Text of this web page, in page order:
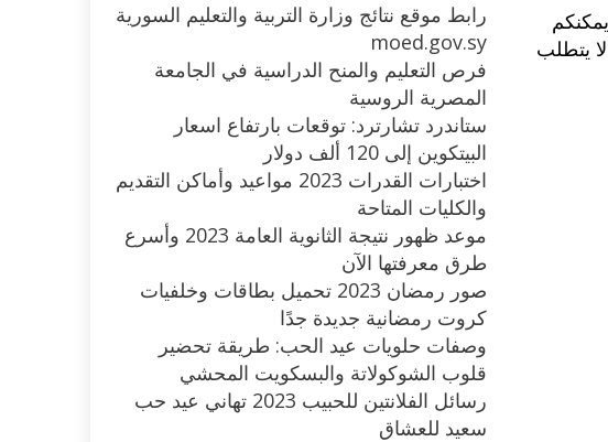
يتطلب
رابط موقع نتائج وزارة التربية والتعليم السورية
moed.gov.sy
فرص التعليم والمنح الدراسية في الجامعة
المصرية الروسية
ستاندرد تشارترد: توقعات بارتفاع اسعار
البيتكوين إلى 120 ألف دولار
اختبارات القدرات 2023 مواعيد وأماكن التقديم
والكليات المتاحة
موعد ظهور نتيجة الثانوية العامة 2023 وأسرع
طرق معرفتها الآن
صور رمضان 2023 تحميل بطاقات وخلفيات
كروت رمضانية جديدة جدًا
وصفات حلويات عيد الحب: طريقة تحضير
قلوب الشوكولاتة والبسكويت المحشي
رسائل الفلانتين للحبيب 2023 تهاني عيد حب
سعيد للعشاق